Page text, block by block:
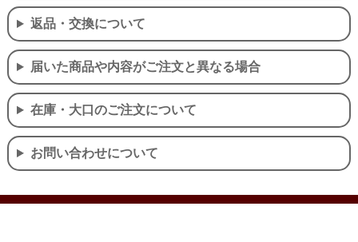
返品・交換について
届いた商品や内容がご注文と異なる場合
在庫・大口のご注文について
お問い合わせについて